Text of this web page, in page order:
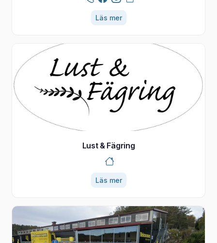
Läs mer
Lust & Fägring
Läs mer